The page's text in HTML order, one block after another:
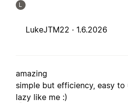
L
LukeJTM22 · 1.6.2026
amazing
simple but efficiency, easy
lazy like me :)